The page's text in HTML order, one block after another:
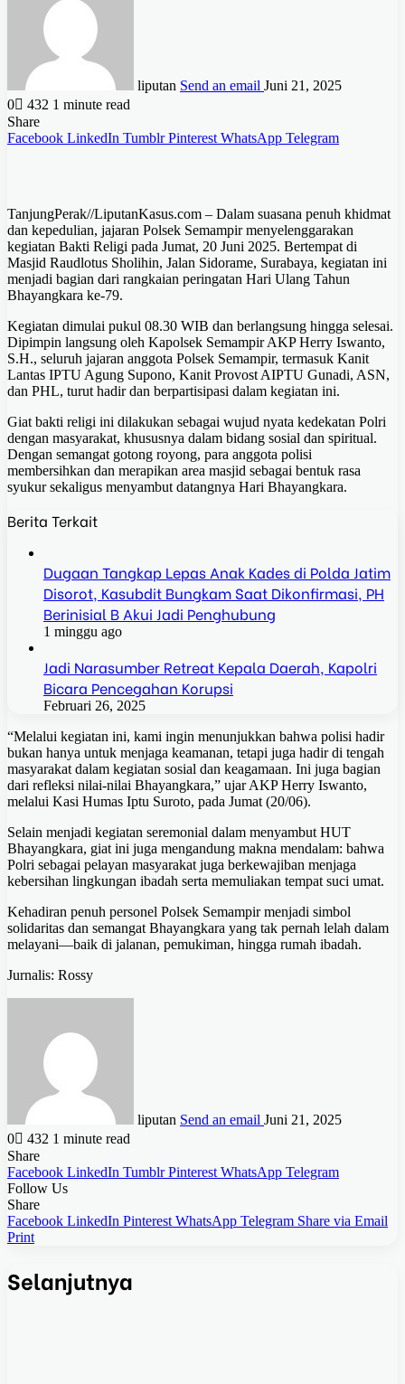
liputan Send an email Juni 21, 2025
0
432 1 minute read
Share
Facebook LinkedIn Tumblr Pinterest WhatsApp Telegram
TanjungPerak//LiputanKasus.com – Dalam suasana penuh khidmat
dan kepedulian, jajaran Polsek Semampir menyelenggarakan
kegiatan Bakti Religi pada Jumat, 20 Juni 2025. Bertempat di
Masjid Raudlotus Sholihin, Jalan Sidorame, Surabaya, kegiatan ini
menjadi bagian dari rangkaian peringatan Hari Ulang Tahun
Bhayangkara ke-79.
Kegiatan dimulai pukul 08.30 WIB dan berlangsung hingga selesai.
Dipimpin langsung oleh Kapolsek Semampir AKP Herry Iswanto,
S.H., seluruh jajaran anggota Polsek Semampir, termasuk Kanit
Lantas IPTU Agung Supono, Kanit Provost AIPTU Gunadi, ASN,
dan PHL, turut hadir dan berpartisipasi dalam kegiatan ini.
Giat bakti religi ini dilakukan sebagai wujud nyata kedekatan Polri
dengan masyarakat, khususnya dalam bidang sosial dan spiritual.
Dengan semangat gotong royong, para anggota polisi
membersihkan dan merapikan area masjid sebagai bentuk rasa
syukur sekaligus menyambut datangnya Hari Bhayangkara.
Berita Terkait
Dugaan Tangkap Lepas Anak Kades di Polda Jatim
Disorot, Kasubdit Bungkam Saat Dikonfirmasi, PH
Berinisial B Akui Jadi Penghubung
1 minggu ago
Jadi Narasumber Retreat Kepala Daerah, Kapolri
Bicara Pencegahan Korupsi
Februari 26, 2025
“Melalui kegiatan ini, kami ingin menunjukkan bahwa polisi hadir
bukan hanya untuk menjaga keamanan, tetapi juga hadir di tengah
masyarakat dalam kegiatan sosial dan keagamaan. Ini juga bagian
dari refleksi nilai-nilai Bhayangkara,” ujar AKP Herry Iswanto,
melalui Kasi Humas Iptu Suroto, pada Jumat (20/06).
Selain menjadi kegiatan seremonial dalam menyambut HUT
Bhayangkara, giat ini juga mengandung makna mendalam: bahwa
Polri sebagai pelayan masyarakat juga berkewajiban menjaga
kebersihan lingkungan ibadah serta memuliakan tempat suci umat.
Kehadiran penuh personel Polsek Semampir menjadi simbol
solidaritas dan semangat Bhayangkara yang tak pernah lelah dalam
melayani—baik di jalanan, pemukiman, hingga rumah ibadah.
Jurnalis: Rossy
liputan Send an email Juni 21, 2025
0
432 1 minute read
Share
Facebook LinkedIn Tumblr Pinterest WhatsApp Telegram
Follow Us
Share
Facebook LinkedIn Pinterest WhatsApp Telegram Share via Email
Print
Selanjutnya